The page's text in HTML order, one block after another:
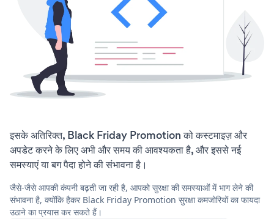
इसके अतिरिक्त, Black Friday Promotion को कस्टमाइज़ और
अपडेट करने के लिए अभी और समय की आवश्यकता है, और इससे नई
समस्याएं या बग पैदा होने की संभावना है।
जैसे-जैसे आपकी कंपनी बढ़ती जा रही है, आपको सुरक्षा की समस्याओं में भाग लेने की
संभावना है, क्योंकि हैकर Black Friday Promotion सुरक्षा कमजोरियों का फायदा
उठाने का प्रयास कर सकते हैं।